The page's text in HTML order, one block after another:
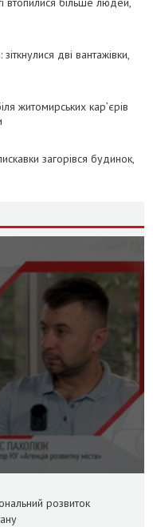
дві вантажівки,
житомирських кар’єрів
загорівся будинок,
розвиток